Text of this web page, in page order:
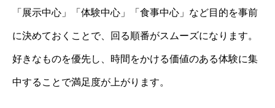
「展示中心」「体験中心」「食事中心」など目的を事前
に決めておくことで、回る順番がスムーズになります。
好きなものを優先し、時間をかける価値のある体験に集
中することで満足度が上がります。